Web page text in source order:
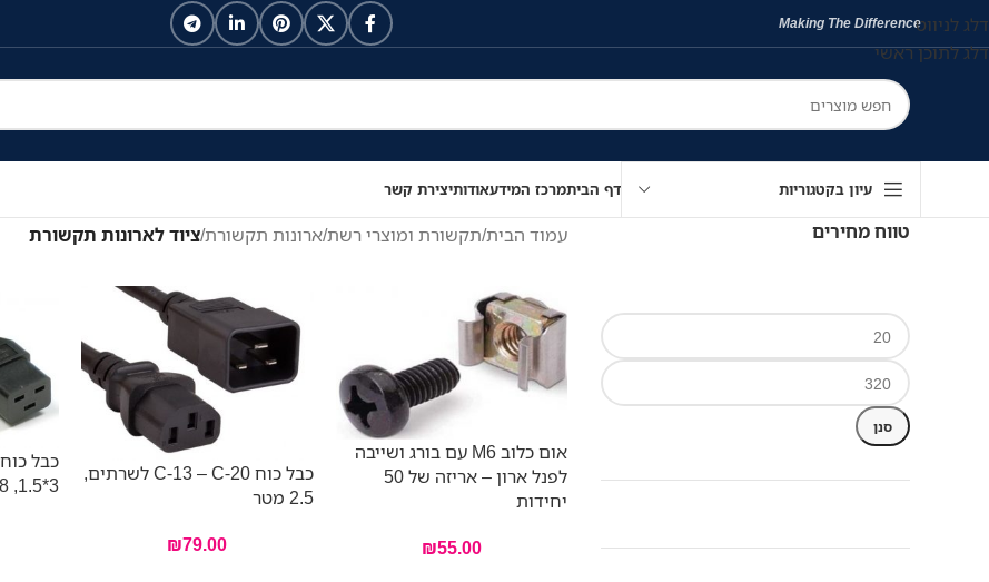
דלג לניווט
דלג לתוכן ראשי
Making The Difference
עיון בקטגוריות דף הביתמרכז המידעאודותיצירת קשר
טווח מחירים
סנן
עמוד הבית/תקשורת ומוצרי רשת/ארונות תקשורת/ציוד לארונות תקשורת
אום כלוב M6 עם בורג ושייבה
לפנל ארון – אריזה של 50
יחידות
₪55.00
כבל כוח C-13 – C-20 לשרתים,
2.5 מטר
₪79.00
3*1.5, 1.8 מטר